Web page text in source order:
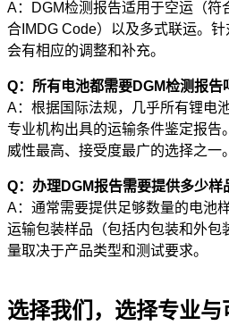
A：DGM检测报告适用于空运（符
合IMDG Code）以及多式联运。
会有相应的调整和补充。
Q：所有电池都需要DGM检测报告
A：根据国际法规，几乎所有锂电
专业机构出具的运输条件鉴定报告
威性最高、接受度最广的选择之一。
Q：办理DGM报告需要提供多少样
A：通常需要提供足够数量的电池
运输包装样品（包括内包装和外包
量取决于产品类型和测试要求。
选择我们，选择专业与